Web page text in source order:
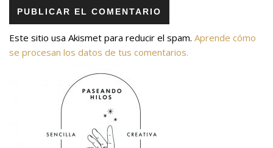
Este sitio usa Akismet para reducir el spam. Aprende cómo
se procesan los datos de tus comentarios.